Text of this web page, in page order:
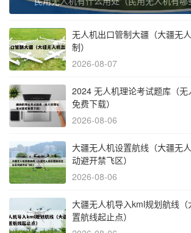
无人机出口管制大疆（大疆无
制）
2026-08-07
2024 无人机理论考试题库（
免费下载）
2026-08-06
大疆无人机设置航线（大疆无
动避开禁飞区）
2026-08-06
大疆无人机导入kml规划航线
置航线起止点）